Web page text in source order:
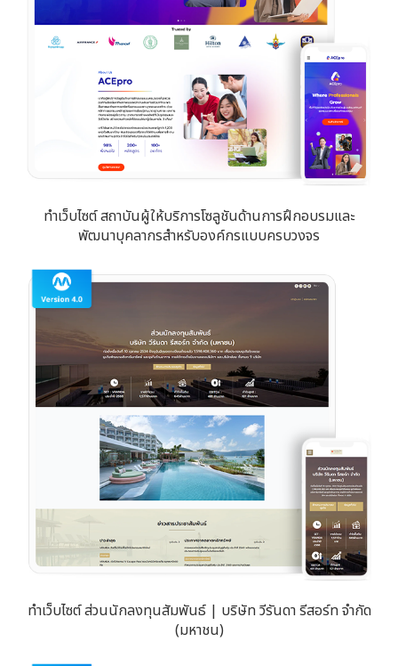
ทำเว็บไซต์ สถาบันผู้ให้บริการโซลูชันด้านการฝึกอบรมและ
พัฒนาบุคลากรสำหรับองค์กรแบบครบวงจร
ทำเว็บไซต์ ส่วนนักลงทุนสัมพันธ์ | บริษัท วีรันดา รีสอร์ท จำกัด
(มหาชน)